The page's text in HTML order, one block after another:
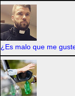
¿Es malo que me